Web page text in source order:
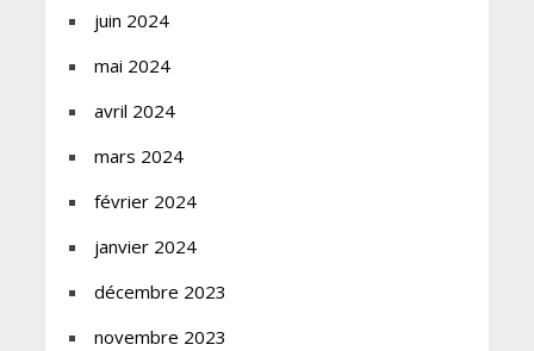
juin 2024
mai 2024
avril 2024
mars 2024
février 2024
janvier 2024
décembre 2023
novembre 2023